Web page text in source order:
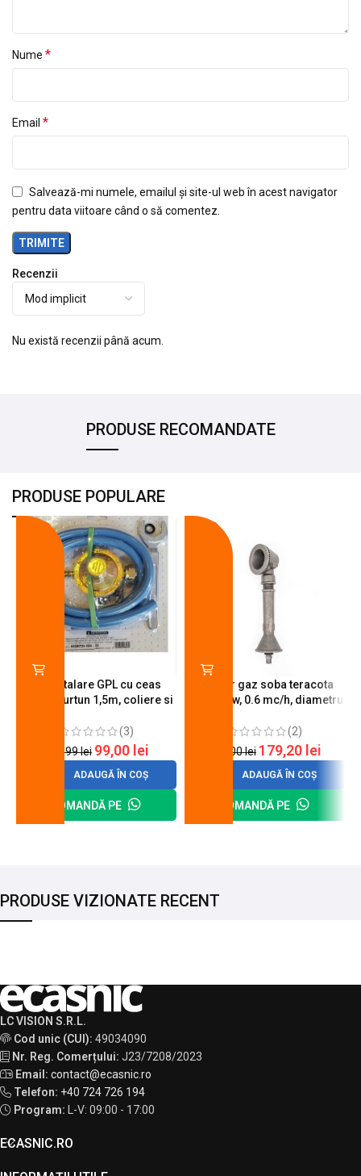
Recenzii
Nu există recenzii până acum.
Nume *
Email *
Salvează-mi numele, emailul și site-ul web în acest navigator
pentru data viitoare când o să comentez.
PRODUSE RECOMANDATE
PRODUSE POPULARE
Kit instalare GPL cu ceas
butelie, furtun 1,5m, coliere si
(3)
120,99lei 99,00 lei
ADAUGĂ ÎN COȘ
COMANDĂ PE
Arzator gaz soba teracota
A600, 6 kw, 0.6 mc/h, diametru
(2)
200,00lei 179,20 lei
ADAUGĂ ÎN COȘ
COMANDĂ PE
PRODUSE VIZIONATE RECENT
LC VISION S.R.L.
Cod unic (CUI): 49034090
Nr. Reg. Comerțului: J23/7208/2023
Email: contact@ecasnic.ro
Telefon: +40 724 726 194
Program:
L-V: 09:00 - 17:00
ECASNIC.RO